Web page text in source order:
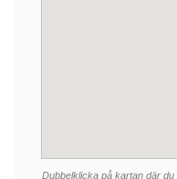
Dubbelklicka på kartan där